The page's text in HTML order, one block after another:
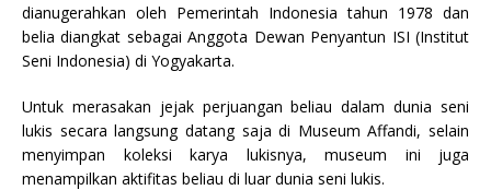
dianugerahkan oleh Pemerintah Indonesia tahun 1978 dan
belia diangkat sebagai Anggota Dewan Penyantun ISI (Institut
Seni Indonesia) di Yogyakarta.
Untuk merasakan jejak perjuangan beliau dalam dunia seni
lukis secara langsung datang saja di Museum Affandi, selain
menyimpan koleksi karya lukisnya, museum ini juga
menampilkan aktifitas beliau di luar dunia seni lukis.